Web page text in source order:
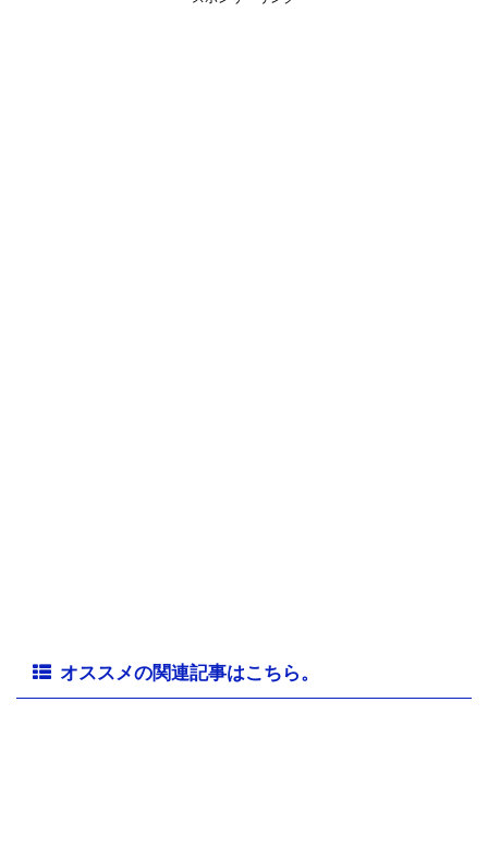
オススメの関連記事はこちら。